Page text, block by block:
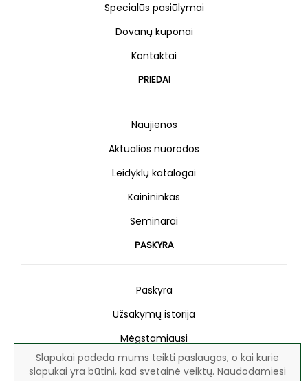
Slapukai padeda mums teikti paslaugas, o kai kurie
slapukai yra būtini, kad svetainė veiktų. Naudodamiesi
Specialūs pasiūlymai
Dovanų kuponai
Kontaktai
PRIEDAI
Naujienos
Aktualios nuorodos
Leidyklų katalogai
Kainininkas
Seminarai
PASKYRA
Paskyra
Užsakymų istorija
Mėgstamiausi
Naujienlaiškis